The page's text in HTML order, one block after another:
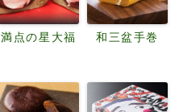
満点の星大福 和三盆手巻